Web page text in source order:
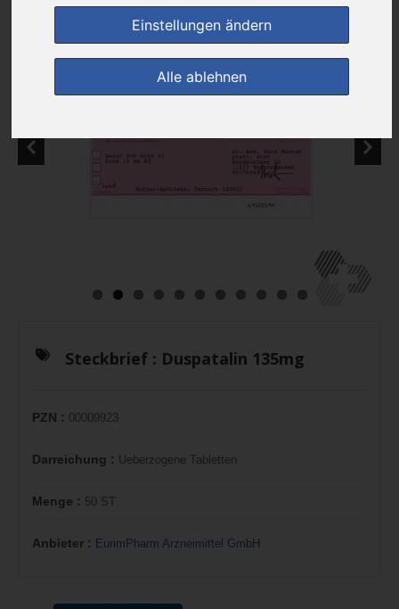
Einstellungen ändern
Alle ablehnen
Steckbrief : Duspatalin 135mg
PZN : 00009923
Darreichung : Ueberzogene Tabletten
Menge : 50 ST
Anbieter : EurimPharm Arzneimittel GmbH